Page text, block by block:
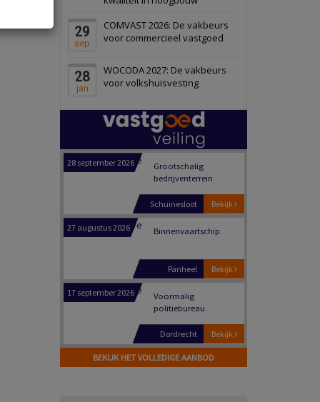
29
sep
COMVAST 2026: De vakbeurs
voor commercieel vastgoed
28
jan
WOCODA 2027: De vakbeurs
voor volkshuisvesting
Schiedam
22 september 2026 Attractiepark
Bekijk
Oranje
28 september 2026
bedrijventerrein
Schuinesloot
27 augustus 2026 Binnenvaartschip
Bekijk
Panheel
17 september 2026
Voormalig
Bekijk
Dordrecht
17 september 2026
Voormalig
politiebureau
Bekijk
Hilversum
17 september 2026
Voormalig
BEKIJK HET VOLLEDIGE AANBOD